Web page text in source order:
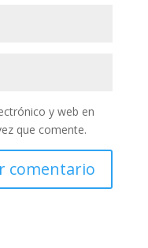
y web en
que comente.